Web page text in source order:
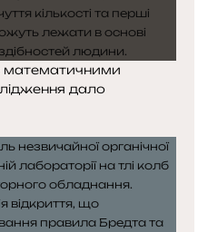
дало